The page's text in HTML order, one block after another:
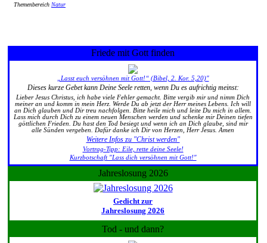
Themenbereich Natur
Friede mit Gott finden
„Lasst euch versöhnen mit Gott!“ (Bibel, 2. Kor. 5,20)"
Dieses kurze Gebet kann Deine Seele retten, wenn Du es aufrichtig meinst:
Lieber Jesus Christus, ich habe viele Fehler gemacht. Bitte vergib mir und nimm Dich
meiner an und komm in mein Herz. Werde Du ab jetzt der Herr meines Lebens. Ich will
an Dich glauben und Dir treu nachfolgen. Bitte heile mich und leite Du mich in allem.
Lass mich durch Dich zu einem neuen Menschen werden und schenke mir Deinen tiefen
göttlichen Frieden. Du hast den Tod besiegt und wenn ich an Dich glaube, sind mir
alle Sünden vergeben. Dafür danke ich Dir von Herzen, Herr Jesus. Amen
Weitere Infos zu "Christ werden"
Vortrag-Tipp: Eile, rette deine Seele!
Kurzbotschaft "Lass dich versöhnen mit Gott!"
Jahreslosung 2026
Gedicht zur
Jahreslosung 2026
Tod - und dann?